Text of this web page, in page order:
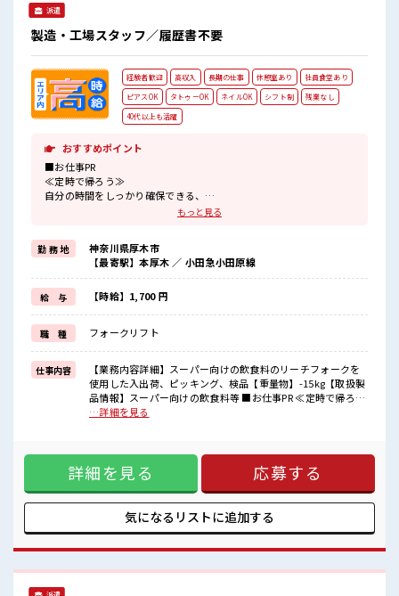
派遣
製造・工場スタッフ／履歴書不要
経験者歓迎 高収入 長期の仕事 休憩室あり
社員食堂あり
ピアスOK
タトゥーOK ネイルOK シフト制
残業なし
40代以上も活躍
おすすめポイント
■お仕事PR
≪定時で帰ろう≫
自分の時間をしっかり確保できる、
これまでの経験を活かしませんか？
ブランクがあっても大丈夫♪
経験はちょっとだけ…という方もOK！
≪自分に向いている仕事が探せる≫
困った事などがあれば、
担当がしっかりサポートします！
■職場の雰囲気
休憩室で楽しくランチ♪
時間があれば昼寝もしちゃおう！
残業は基本ないので定時でサクッと帰宅OK！
高収入もバッチリ目指せますよ！
もっと見る
勤 務 地
神奈川県厚木市
【最寄駅】本厚木 ／ 小田急小田原線
給 与 【時給】1,700 円
職 種 フォークリフト
仕事内容
【業務内容詳細】スーパー向けの飲食料のリーチフォークを
使用した入出荷、ピッキング、検品【重量物】-15kg【取扱製
品情報】スーパー向けの飲食料等 ■お仕事PR ≪定時で帰ろう
≫ 自分の時間をしっかり確保できる、 残業基本ナシのお仕事
≪自分に向いている仕事が探せる≫ 困った事などがあれば、
担当がしっかりサポートします！ ■職場の雰囲気 休憩室で楽
しくランチ♪ 時間があれば昼寝もしちゃおう！ 残業は基本な
いので定時でサクッと帰宅OK！ 高収入もバッチリ目指せます
…詳細を見る
詳細を見る 応募する
気になるリストに追加する